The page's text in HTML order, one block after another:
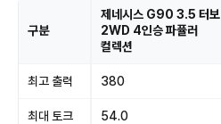
구분
제네시스 G90 3.5 터보
2WD 4인승 파퓰러
컬렉션
최고 출력 380
최대 토크 54.0